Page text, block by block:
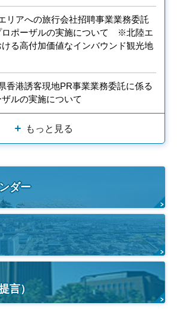
リアへの旅行会社招聘事業業務委託
ロポーザルの実施について ※北陸エ
ける高付加価値なインバウンド観光地
香港誘客現地PR事業業務委託に係る
ルの実施について
もっと見る
ダー
言）